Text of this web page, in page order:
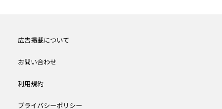
広告掲載について
お問い合わせ
利用規約
プライバシーポリシー